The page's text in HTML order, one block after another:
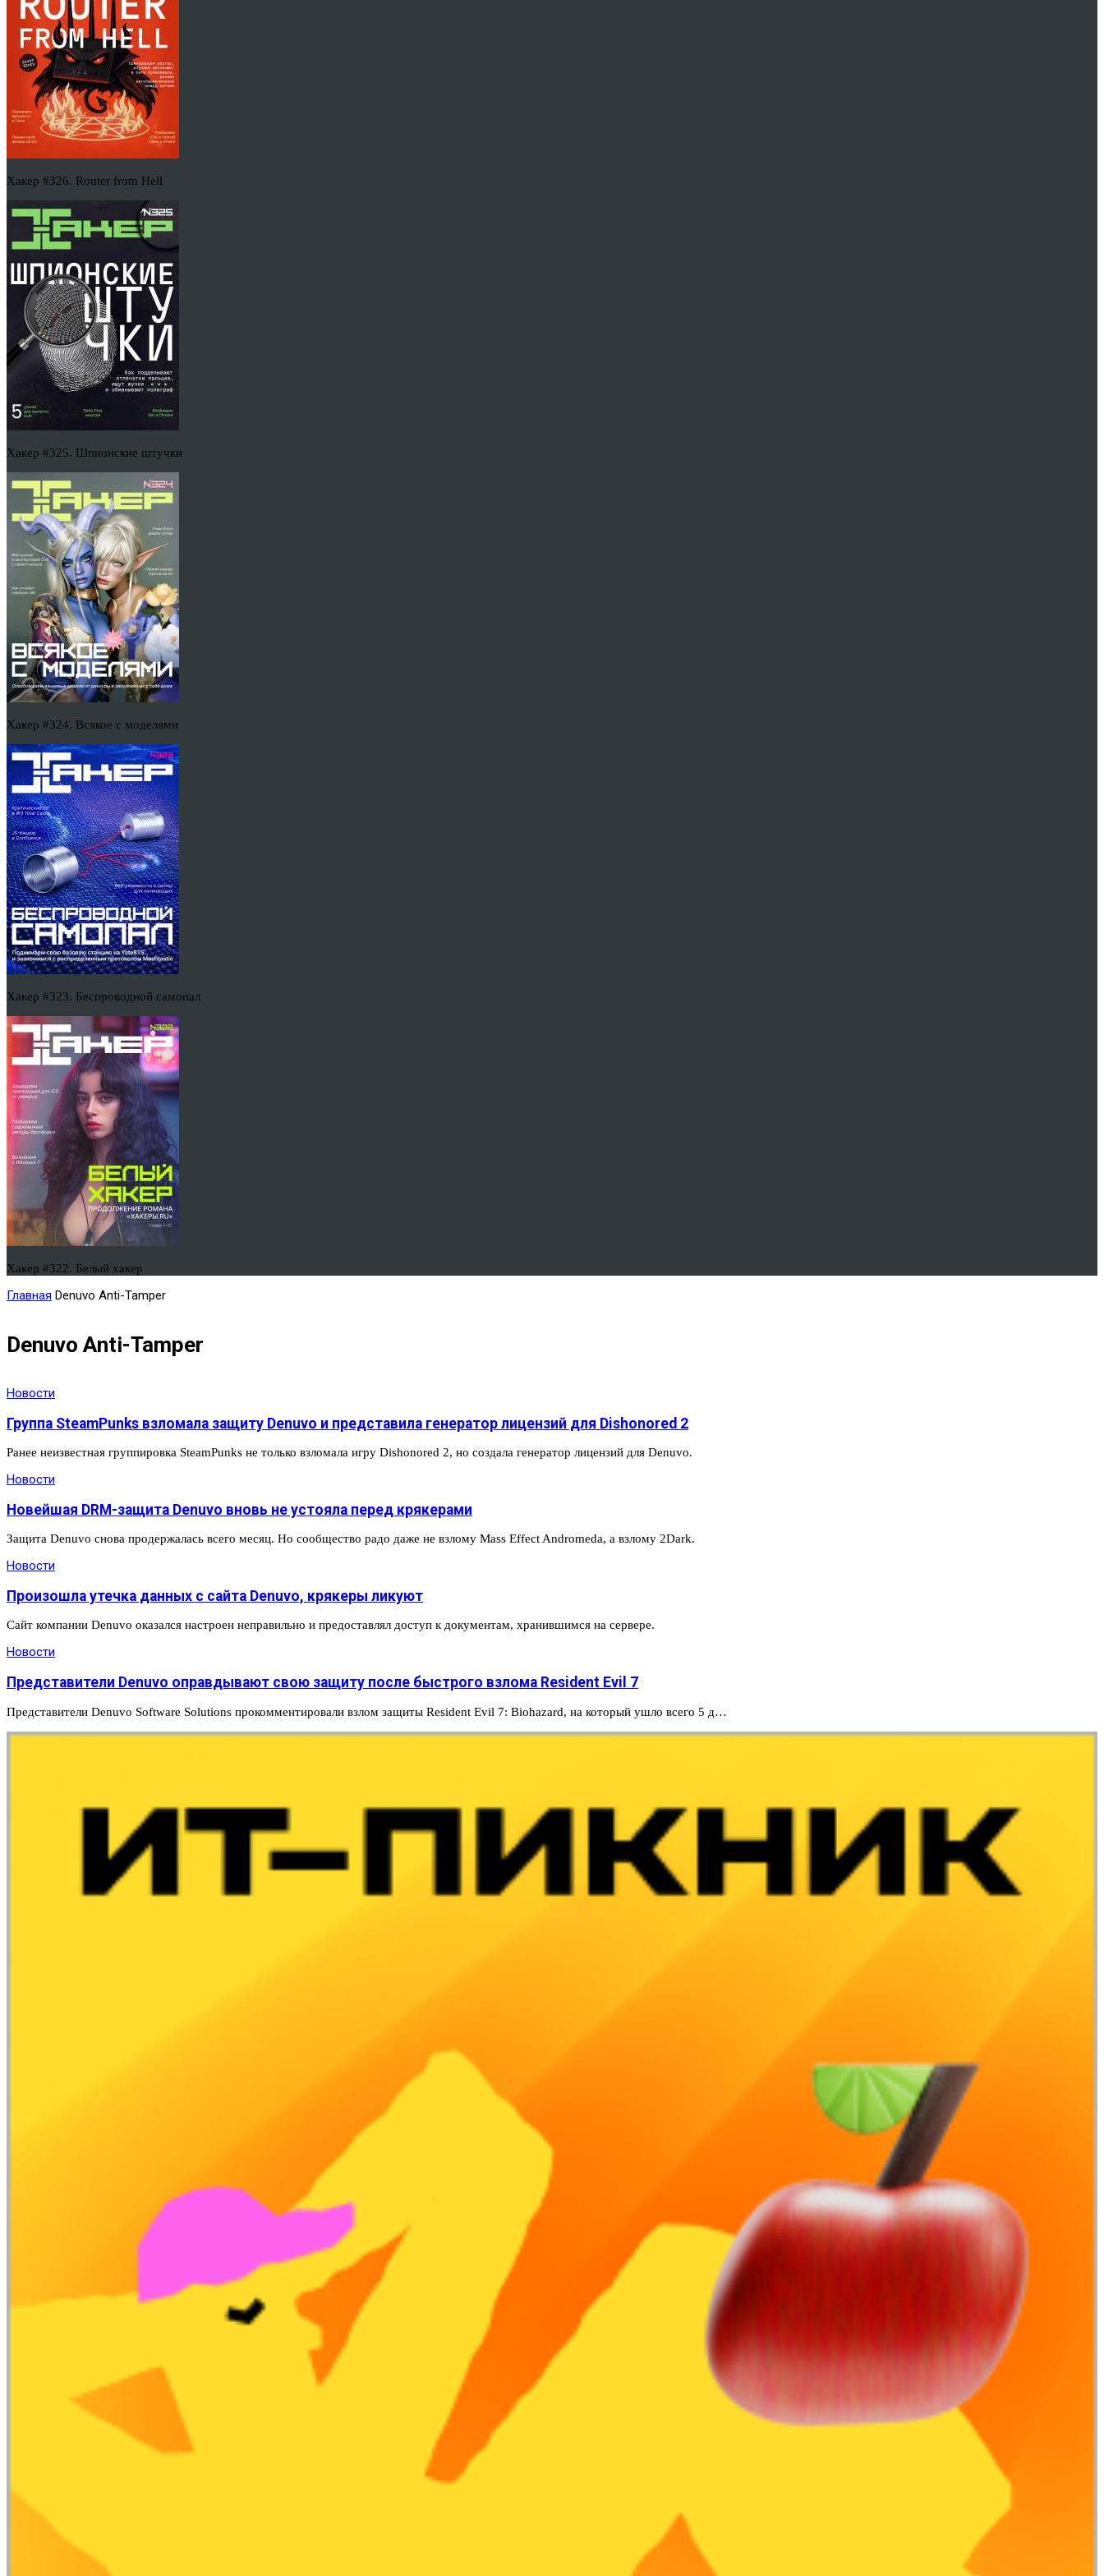
Хакер #326. Router from Hell
Хакер #325. Шпионские штучки
Хакер #324. Всякое с моделями
Хакер #323. Беспроводной самопал
Хакер #322. Белый хакер
Главная Denuvo Anti-Tamper
Denuvo Anti-Tamper
Новости
Группа SteamPunks взломала защиту Denuvo и представила генератор лицензий для Dishonored 2
Ранее неизвестная группировка SteamPunks не только взломала игру Dishonored 2, но создала генератор лицензий для Denuvo.
Новости
Новейшая DRM-защита Denuvo вновь не устояла перед крякерами
Защита Denuvo снова продержалась всего месяц. Но сообщество радо даже не взлому Mass Effect Andromeda, а взлому 2Dark.
Новости
Произошла утечка данных с сайта Denuvo, крякеры ликуют
Сайт компании Denuvo оказался настроен неправильно и предоставлял доступ к документам, хранившимся на сервере.
Новости
Представители Denuvo оправдывают свою защиту после быстрого взлома Resident Evil 7
Представители Denuvo Software Solutions прокомментировали взлом защиты Resident Evil 7: Biohazard, на который ушло всего 5 д…